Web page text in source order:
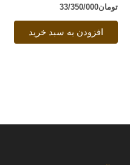
تومان33/350/000
افزودن به سبد خرید